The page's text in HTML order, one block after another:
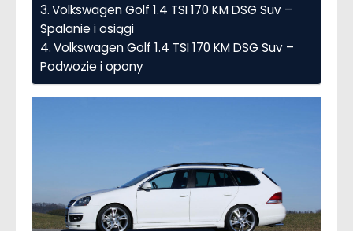
Volkswagen Golf 1.4 TSI 170 KM DSG Suv –
Spalanie i osiągi
Volkswagen Golf 1.4 TSI 170 KM DSG Suv –
Podwozie i opony